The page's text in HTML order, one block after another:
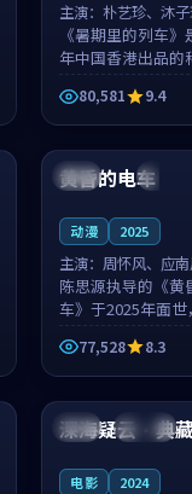
主演：朴艺珍、沐
《暑期里的列车》
年中国香港出品的
作，主创团队希望
夜归人的故事让观
来想一想。朴艺珍
沐子瑜担任重要角
书延的叙...
80,581 9.4
日本 4K
黄昏的电车
动漫 2025
主演：周怀风、应
陈思源执导的《黄
车》于2025年面世
的城市气质与渔村
人物心境共同构筑
基调。周怀风、应
细腻的表演撑起整
电影，剧...
77,528 8.3
日本 连载中
深海疑云·典
电影 2024